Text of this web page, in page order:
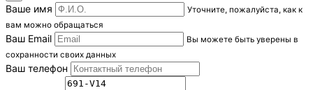
Ваше имя
Уточните, пожалуйста, как к
вам можно обращаться
Ваш Email
Вы можете быть уверены в
сохранности своих данных
Ваш телефон